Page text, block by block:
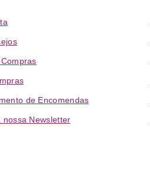
de Encomendas
nossa Newsletter